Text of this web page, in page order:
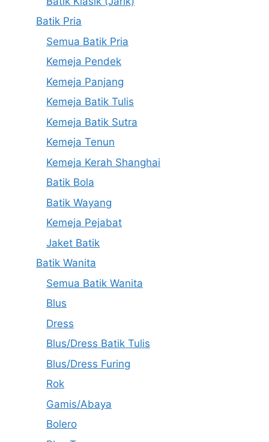
Batik Pria
Semua Batik Pria
Kemeja Pendek
Kemeja Panjang
Kemeja Batik Tulis
Kemeja Batik Sutra
Kemeja Tenun
Kemeja Kerah Shanghai
Batik Bola
Batik Wayang
Kemeja Pejabat
Jaket Batik
Batik Wanita
Semua Batik Wanita
Blus
Dress
Blus/Dress Batik Tulis
Blus/Dress Furing
Rok
Gamis/Abaya
Bolero